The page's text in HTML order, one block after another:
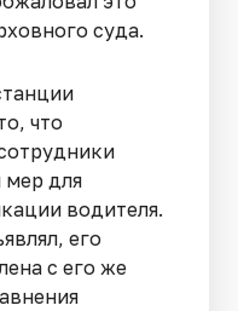
суда.
что
для
водителя.
его
с его же